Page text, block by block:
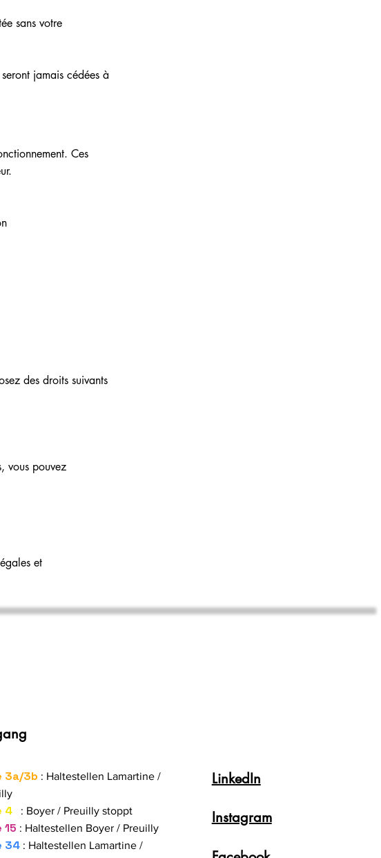
sans votre
jamais cédées à
Ces
des droits suivants
vous pouvez
et
3a/3b : Haltestellen Lamartine /
4 : Boyer / Preuilly stoppt
15 : Haltestellen Boyer / Preuilly
34: Haltestellen Lamartine /
LinkedIn
Instagram